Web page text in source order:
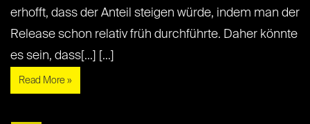
erhofft, dass der Anteil steigen würde, indem man der
Release schon relativ früh durchführte. Daher könnte
es sein, dass[...] [...]
Read More »